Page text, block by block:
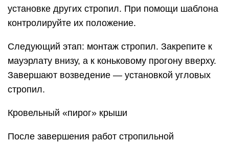
установке других стропил. При помощи шаблона
контролируйте их положение.
Следующий этап: монтаж стропил. Закрепите к
мауэрлату внизу, а к коньковому прогону вверху.
Завершают возведение — установкой угловых
стропил.
Кровельный «пирог» крыши
После завершения работ стропильной